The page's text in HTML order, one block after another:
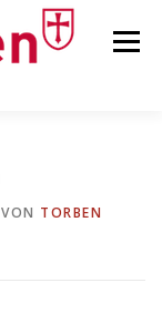
Menü
VON TORBEN